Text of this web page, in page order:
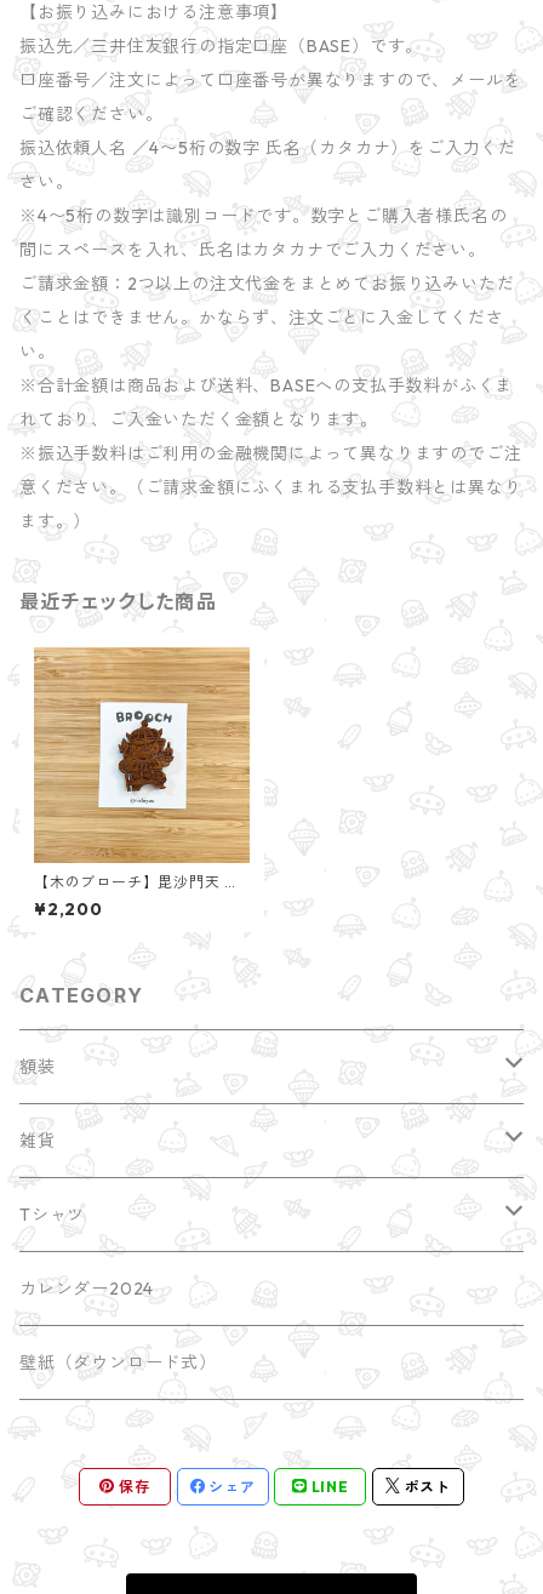
【お振り込みにおける注意事項】
振込先／三井住友銀行の指定口座（BASE）です。
口座番号／注文によって口座番号が異なりますので、メールを
ご確認ください。
振込依頼人名 ／4〜5桁の数字 氏名（カタカナ）をご入力くだ
さい。
※4〜5桁の数字は識別コードです。数字とご購入者様氏名の
間にスペースを入れ、氏名はカタカナでご入力ください。
ご請求金額：2つ以上の注文代金をまとめてお振り込みいただ
くことはできません。かならず、注文ごとに入金してくださ
い。
※合計金額は商品および送料、BASEへの支払手数料がふくま
れており、ご入金いただく金額となります。
※振込手数料はご利用の金融機関によって異なりますのでご注
意ください。（ご請求金額にふくまれる支払手数料とは異なり
ます。）
最近チェックした商品
【木のブローチ】毘沙門天 〜
七福神〜
¥2,200
CATEGORY
額装
縁起干支
額装サイズ大 A2
earth
universe
屋久島
mini額
雑貨
ポストカード
ブローチ・缶バッチ
しおり
ポチ袋
漫画 comic
mini額
Tシャツ
imacocoTシャツ
SATORI Tシャツ
瞑想のポーズ
木のポーズ
三角のポーズ
カレンダー2024
壁紙（ダウンロード式）
保存 シェア LINE ポスト